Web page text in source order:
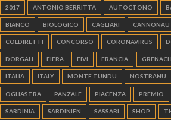
2017 ANTONIO BERRITTA AUTOCTONO
BIANCO BIOLOGICO CAGLIARI CANNONAU
COLDIRETTI CONCORSO CORONAVIRUS
DORGALI FIERA FIVI FRANCIA
ITALIA ITALY MONTE TUNDU NOSTRANU
OGLIASTRA PANZALE PIACENZA PREMIO
SARDINIA SARDINIEN SASSARI SHOP